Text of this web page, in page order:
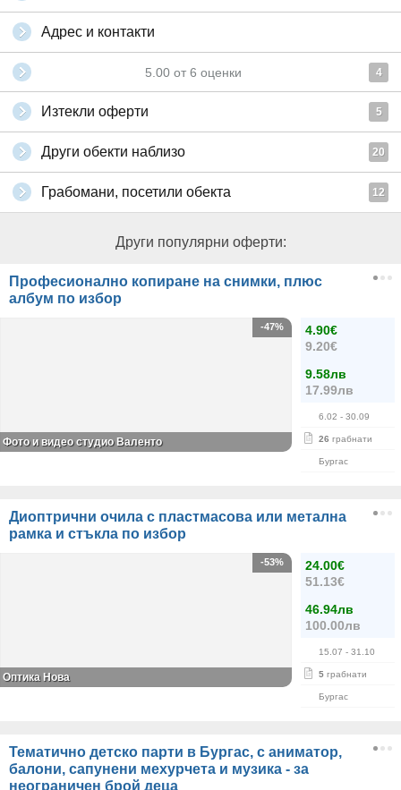
Адрес и контакти
5.00 от 6 оценки 4
Изтекли оферти 5
Други обекти наблизо 20
Грабомани, посетили обекта 12
Други популярни оферти:
Професионално копиране на снимки, плюс
албум по избор
4.90€
9.20€
9.58лв
17.99лв
6.02 - 30.09
26 грабнати
Бургас
-47%
Фото и видео студио Валентo
Диоптрични очила с пластмасова или метална
рамка и стъкла по избор
24.00€
51.13€
46.94лв
100.00лв
15.07 - 31.10
5 грабнати
Бургас
-53%
Оптика Нова
Тематично детско парти в Бургас, с аниматор,
балони, сапунени мехурчета и музика - за
неограничен брой деца